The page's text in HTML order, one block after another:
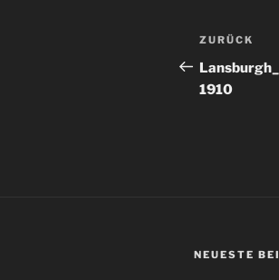
Vorheriger
Beitrag
ZURÜCK
1910
NEUESTE